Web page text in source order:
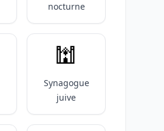
nocturne
🕍
Synagogue
juive